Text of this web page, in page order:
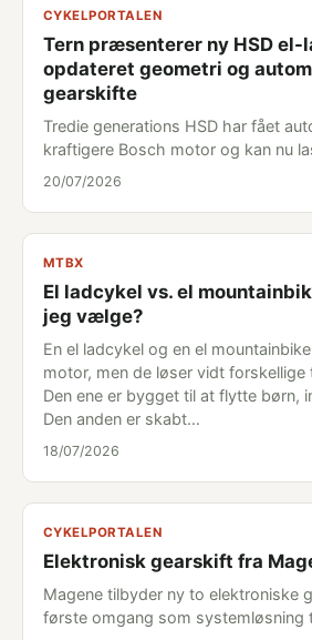
CYKELPORTALEN
Tern præsenterer ny HSD el-
opdateret geometri og
gearskifte
Tredie generations HSD har fået
kraftigere Bosch motor og kan nu
20/07/2026
MTBX
El ladcykel vs. el
jeg vælge?
En el ladcykel og en el
motor, men de løser vidt
Den ene er bygget til at flytte børn,
Den anden er skabt…
18/07/2026
CYKELPORTALEN
Elektronisk gearskift fra
Magene tilbyder ny to elektroniske
første omgang som systemløsning